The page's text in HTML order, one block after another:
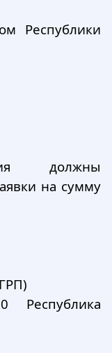
Республики
должны
на сумму
Республика